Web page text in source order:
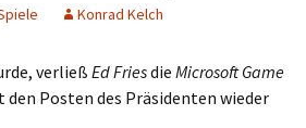
Konrad Kelch
verließ Ed Friesdie Microsoft Game
Posten des Präsidenten wieder